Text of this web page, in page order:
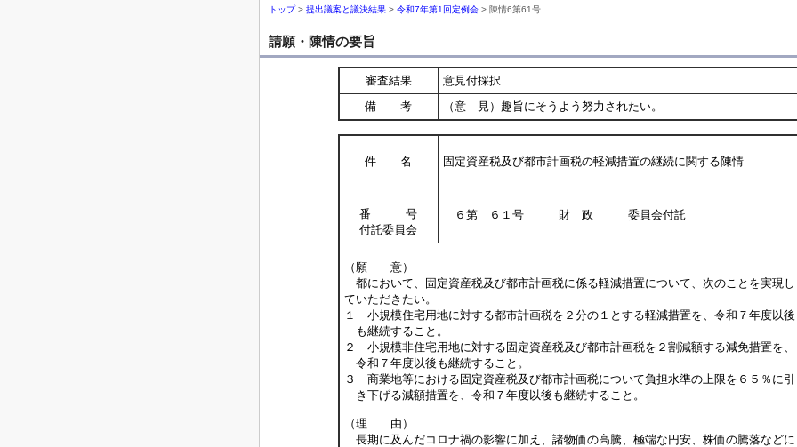
トップ> 提出議案と議決結果 > 令和7年第1回定例会 > 陳情6第61号
請願・陳情の要旨
審査結果
意見付採択
備 考
（意 見）趣旨にそうよう努力されたい。
件 名 固定資産税及び都市計画税の軽減措置の継続に関する陳情
番 号
付託委員会
６第 ６１号 財 政 委員会付託
（願 意）
都において、固定資産税及び都市計画税に係る軽減措置について、次のことを実現し
ていただきたい。
１ 小規模住宅用地に対する都市計画税を２分の１とする軽減措置を、令和７年度以後
も継続すること。
２ 小規模非住宅用地に対する固定資産税及び都市計画税を２割減額する減免措置を、
令和７年度以後も継続すること。
３ 商業地等における固定資産税及び都市計画税について負担水準の上限を６５％に引
き下げる減額措置を、令和７年度以後も継続すること。
（理 由）
長期に及んだコロナ禍の影響に加え、諸物価の高騰、極端な円安、株価の騰落などに